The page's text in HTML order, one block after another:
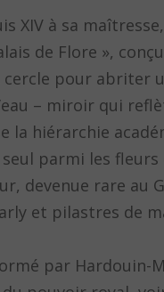
XIV à sa
de Flore »,
pour abriter
– miroir qui
hiérarchie
parmi les
devenue rare au
et pilastres de
par Hardouin-